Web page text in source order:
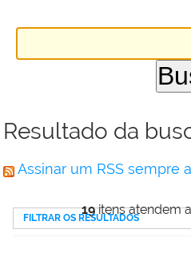
Resultado da
Assinar um RSS sempre
19itens atendem
FILTRAR OS RESULTADOS